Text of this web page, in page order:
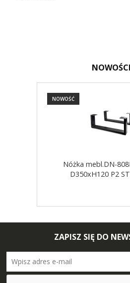
NOWOŚCI
Nóżka mebl.DN-
D350xH120 P2
NOWOŚĆ
ZAPISZ SIĘ DO